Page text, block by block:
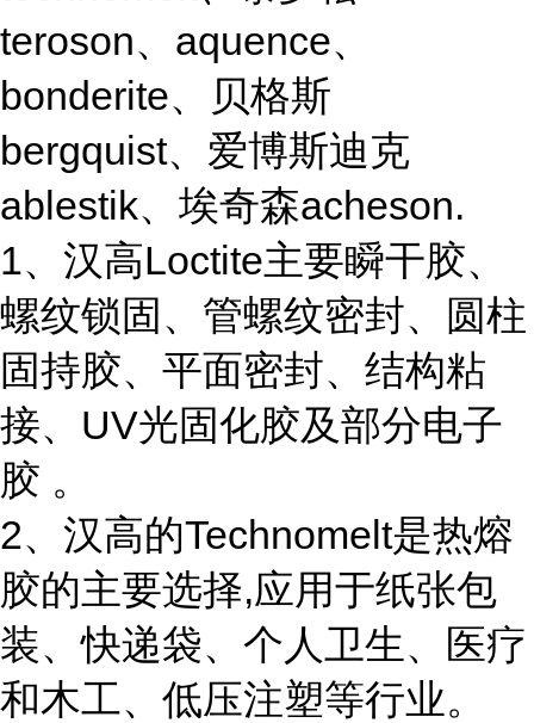
teroson、aquence、
bonderite、贝格斯
bergquist、爱博斯迪克
ablestik、埃奇森acheson.
1、汉高Loctite主要瞬干胶、
螺纹锁固、管螺纹密封、圆柱
固持胶、平面密封、结构粘
接、UV光固化胶及部分电子
胶 。
2、汉高的Technomelt是热熔
胶的主要选择,应用于纸张包
装、快递袋、个人卫生、医疗
和木工、低压注塑等行业。